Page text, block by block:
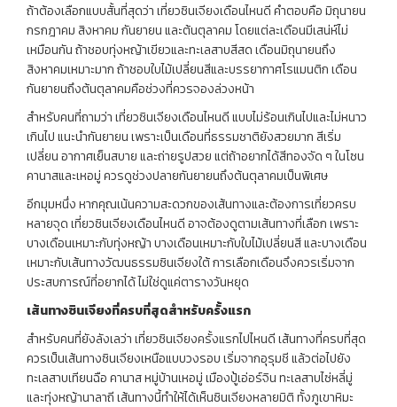
ถ้าต้องเลือกแบบสั้นที่สุดว่า เที่ยวซินเจียงเดือนไหนดี คำตอบคือ มิถุนายน
กรกฎาคม สิงหาคม กันยายน และต้นตุลาคม โดยแต่ละเดือนมีเสน่ห์ไม่
เหมือนกัน ถ้าชอบทุ่งหญ้าเขียวและทะเลสาบสีสด เดือนมิถุนายนถึง
สิงหาคมเหมาะมาก ถ้าชอบใบไม้เปลี่ยนสีและบรรยากาศโรแมนติก เดือน
กันยายนถึงต้นตุลาคมคือช่วงที่ควรจองล่วงหน้า
สำหรับคนที่ถามว่า เที่ยวซินเจียงเดือนไหนดี แบบไม่ร้อนเกินไปและไม่หนาว
เกินไป แนะนำกันยายน เพราะเป็นเดือนที่ธรรมชาติยังสวยมาก สีเริ่ม
เปลี่ยน อากาศเย็นสบาย และถ่ายรูปสวย แต่ถ้าอยากได้สีทองจัด ๆ ในโซน
คานาสและเหอมู่ ควรดูช่วงปลายกันยายนถึงต้นตุลาคมเป็นพิเศษ
อีกมุมหนึ่ง หากคุณเน้นความสะดวกของเส้นทางและต้องการเที่ยวครบ
หลายจุด เที่ยวซินเจียงเดือนไหนดี อาจต้องดูตามเส้นทางที่เลือก เพราะ
บางเดือนเหมาะกับทุ่งหญ้า บางเดือนเหมาะกับใบไม้เปลี่ยนสี และบางเดือน
เหมาะกับเส้นทางวัฒนธรรมซินเจียงใต้ การเลือกเดือนจึงควรเริ่มจาก
ประสบการณ์ที่อยากได้ ไม่ใช่ดูแค่ตารางวันหยุด
เส้นทางซินเจียงที่ครบที่สุดสำหรับครั้งแรก
สำหรับคนที่ยังลังเลว่า เที่ยวซินเจียงครั้งแรกไปไหนดี เส้นทางที่ครบที่สุด
ควรเป็นเส้นทางซินเจียงเหนือแบบวงรอบ เริ่มจากอุรุมชี แล้วต่อไปยัง
ทะเลสาบเทียนฉือ คานาส หมู่บ้านเหอมู่ เมืองปู้เอ่อร์จิน ทะเลสาบไซ่หลี่มู่
และทุ่งหญ้านาลาถี เส้นทางนี้ทำให้ได้เห็นซินเจียงหลายมิติ ทั้งภูเขาหิมะ